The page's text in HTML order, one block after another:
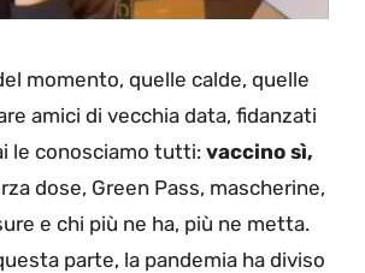
momento, quelle calde, quelle
amici di vecchia data, fidanzati
le conosciamo tutti: vaccino sì,
dose, Green Pass, mascherine,
e chi più ne ha, più ne metta.
parte, la pandemia ha diviso